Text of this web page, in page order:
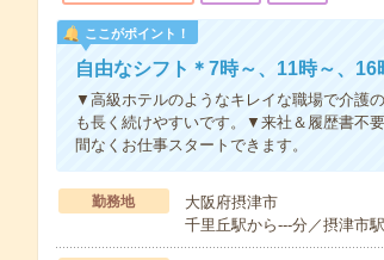
ここがポイント！
自由なシフト＊7時～、11時～、
▼高級ホテルのようなキレイな職場で介護
も長く続けやすいです。▼来社＆履歴書不
間なくお仕事スタートできます。
勤務地
大阪府摂津市
千里丘駅から---分／摂津市